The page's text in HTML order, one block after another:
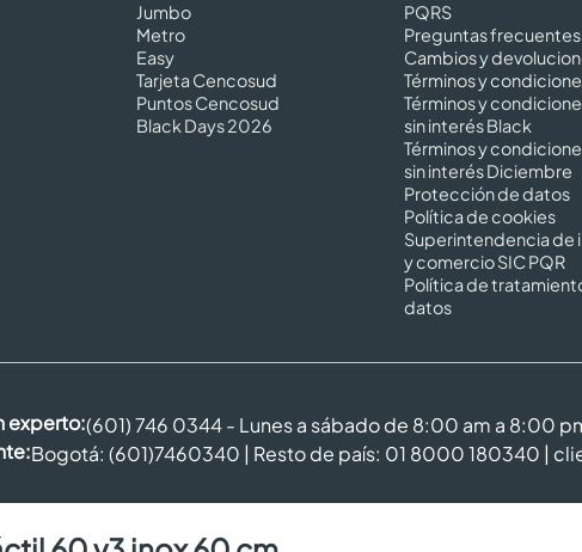
Jumbo
Metro
Easy
Tarjeta Cencosud
Puntos Cencosud
Black Days 2026
PQRS
Preguntas frecuentes
Cambios y
Términos y
Términos y
sin interés Black
Términos y
sin interés Diciembre
Protección de datos
Política de cookies
Superintendencia de
y comercio SIC PQR
Política de
datos
experto:(601) 746 0344 - Lunes a sábado de 8:00 am a 8:00
Bogotá: (601)7460340 | Resto de país: 01 8000 180340 |